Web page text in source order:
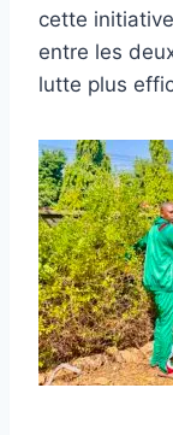
cette
entre les
lutte plus